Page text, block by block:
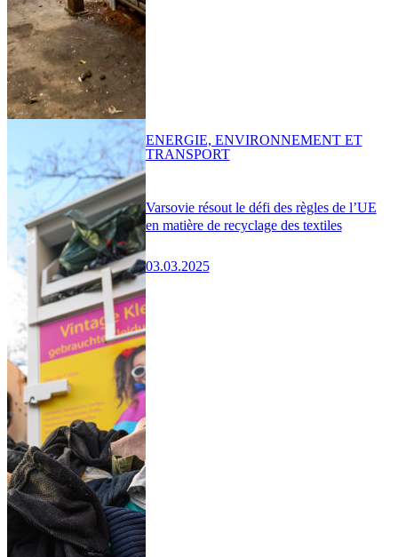
Varsovie résout le défi des règles de l’UE
en matière de recyclage des textiles
03.03.2025
ENERGIE, ENVIRONNEMENT ET
TRANSPORT